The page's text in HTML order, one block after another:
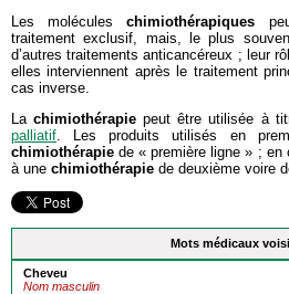
Mots médicaux
Cheveu
Nom masculin
Les moléculeschimiothérapiques
traitement exclusif, mais, le plus
d’autres traitements anticancéreux ; leur
elles interviennent après le traitement
cas inverse.
Lachimiothérapie peut être utilisée à
palliatif. Les produits utilisés en
chimiothérapie de « première ligne » ; en
à une chimiothérapie de deuxième voire